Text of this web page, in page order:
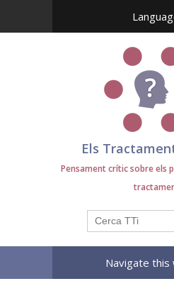
Els
Pensament crític sobre els
Navigate this